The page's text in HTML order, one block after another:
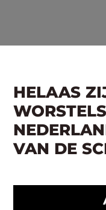
HELAAS
VAN DE